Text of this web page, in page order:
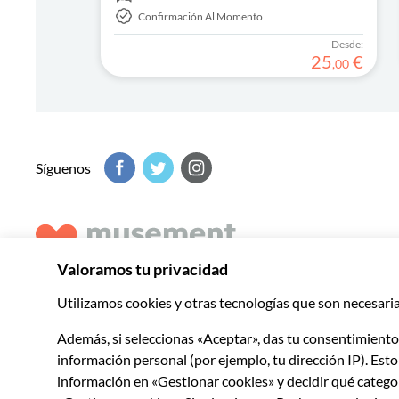
Confirmación Al Momento
Desde:
25,00 €
Síguenos
a descubrir lo mejor de cada destino.